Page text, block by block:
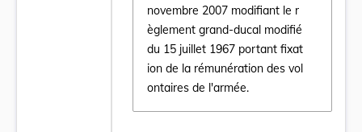
novembre 2007 modifiant le r
èglement grand-ducal modifié
du 15 juillet 1967 portant fixat
ion de la rémunération des vol
ontaires de l'armée.
Ouvrir le document Règlement grand-